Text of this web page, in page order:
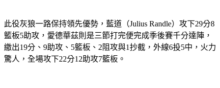
籃板5助攻，愛德華茲則是三節打完便完成季後賽千分達陣，
繳出19分、9助攻、5籃板、2阻攻與1抄截，外線6投5中，火力
驚人，全場攻下22分12助攻7籃板。